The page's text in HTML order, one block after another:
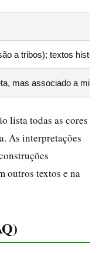
a tribos); textos
mas associado a
lista todas as cores
As interpretações
outros textos e na